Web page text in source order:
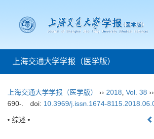
上海交通大学学报（医学版）
上海交通大学学报（医学版） ›› 2018 Vol. 38 ››
690-.
doi: 10.3969/j.issn.1674-
• 综述 •